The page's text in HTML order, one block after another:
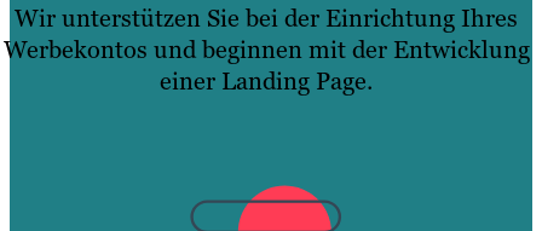
Wir unterstützen Sie bei der Einrichtung Ihres
Werbekontos und beginnen mit der Entwicklung
einer Landing Page.